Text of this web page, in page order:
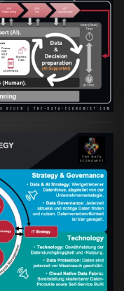
müssen Hand
"Head Phone